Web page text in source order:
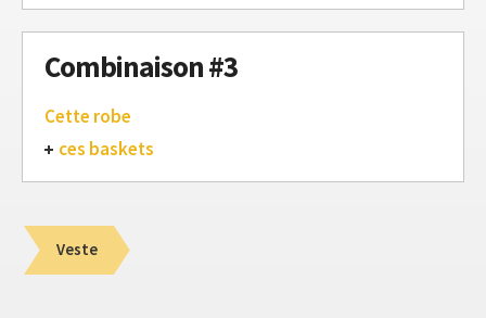
Combinaison #3
Cette robe
ces baskets
Veste